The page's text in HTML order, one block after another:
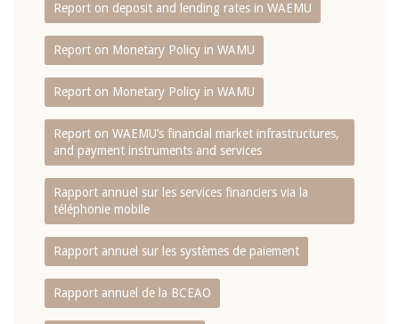
Report on deposit and lending rates in WAEMU
Report on Monetary Policy in WAMU
Report on Monetary Policy in WAMU
Report on WAEMU’s financial market infrastructures,
and payment instruments and services
Rapport annuel sur les services financiers via la
téléphonie mobile
Rapport annuel sur les systèmes de paiement
Rapport annuel de la BCEAO